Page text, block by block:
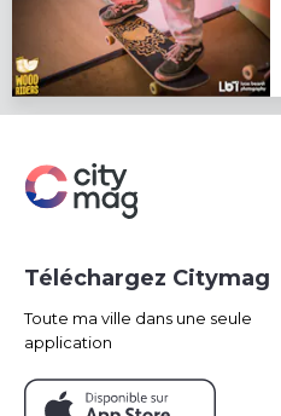
Téléchargez Citymag
Toute ma ville dans une seule
application